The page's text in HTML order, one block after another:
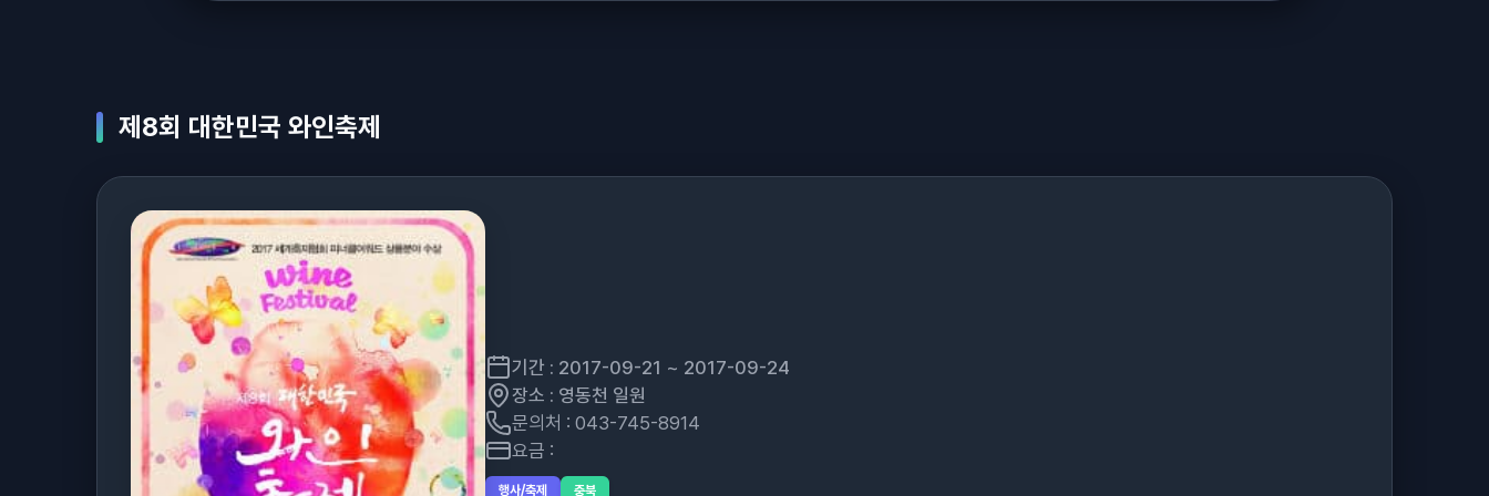
제8회 대한민국 와인축제
기간 : 2017-09-21 ~ 2017-09-24
장소 : 영동천 일원
문의처 : 043-745-8914
요금 :
행사/축제 충북